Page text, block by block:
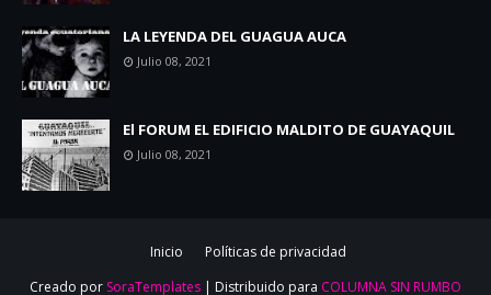
LA LEYENDA DEL GUAGUA AUCA
Julio 08, 2021
El FORUM EL EDIFICIO MALDITO DE GUAYAQUIL
Julio 08, 2021
Inicio
Políticas de privacidad
Creado por SoraTemplates | Distribuido para COLUMNA SIN RUMBO